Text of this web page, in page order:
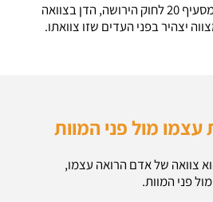
גם מנוסח הסעיף, בשונה מסעיף 20 לחוק הירושה, הדן בצוואה
יצהיר בפני העדים שזו צוואתו.
מול פני המוות
צוואה של אדם הרואה עצמו,
פני המוות.